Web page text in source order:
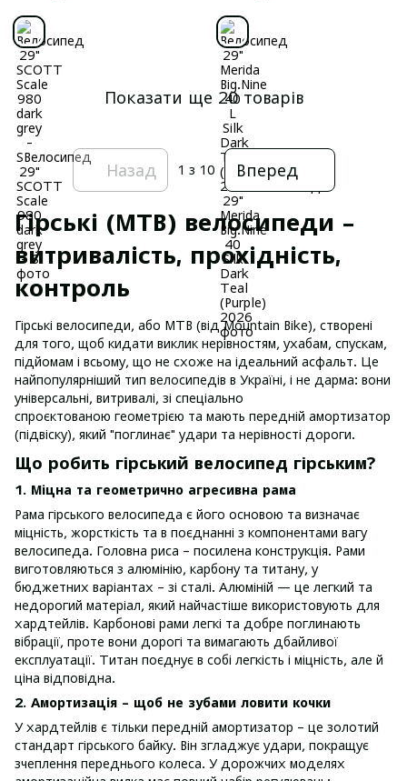
Показати ще 20 товарів
Назад 1 з 10 Вперед
Гірські (MTB) велосипеди –
витривалість, прохідність,
контроль
Гірські велосипеди, або MTB (від Mountain Bike), створені
для того, щоб кидати виклик нерівностям, ухабам, спускам,
підйомам і всьому, що не схоже на ідеальний асфальт. Це
найпопулярніший тип велосипедів в Україні, і не дарма: вони
універсальні, витривалі, зі спеціально
спроєктованою геометрією та мають передній амортизатор
(підвіску), який "поглинає" удари та нерівності дороги.
Що робить гірський велосипед гірським?
1. Міцна та геометрично агресивна рама
Рама гірського велосипеда є його основою та визначає
міцність, жорсткість та в поєднанні з компонентами вагу
велосипеда. Головна риса – посилена конструкція. Рами
виготовляються з алюмінію, карбону та титану, у
бюджетних варіантах – зі сталі. Алюміній — це легкий та
недорогий матеріал, який найчастіше використовують для
хардтейлів. Карбонові рами легкі та добре поглинають
вібрації, проте вони дорогі та вимагають дбайливої
експлуатації. Титан поєднує в собі легкість і міцність, але й
ціна відповідна.
2. Амортизація – щоб не зубами ловити кочки
У хардтейлів є тільки передній амортизатор – це золотий
стандарт гірського байку. Він згладжує удари, покращує
зчеплення переднього колеса. У дорожчих моделях